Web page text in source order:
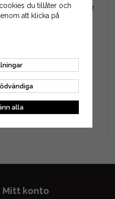
annat följande motorer
992203, 992234.
ingår i detta
/ BCPR5ES.
(ej original)
Mitt konto
du tillåter och
att klicka på
alla